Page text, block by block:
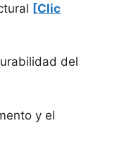
[Clic
del
y el